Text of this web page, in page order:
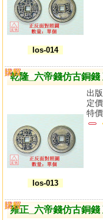
los-014
乾隆_六帝錢仿古銅
los-013
出
定
特
購買
比較
雍正_六帝錢仿古銅
購買
比較